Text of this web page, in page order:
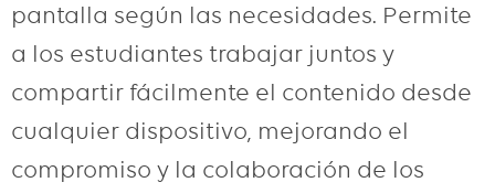
pantalla según las necesidades. Permite
a los estudiantes trabajar juntos y
compartir fácilmente el contenido desde
cualquier dispositivo, mejorando el
compromiso y la colaboración de los